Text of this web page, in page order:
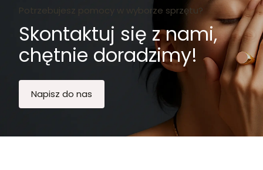
Potrzebujesz pomocy w wyborze sprzętu?
Skontaktuj się z nami,
chętnie doradzimy!
Napisz do nas